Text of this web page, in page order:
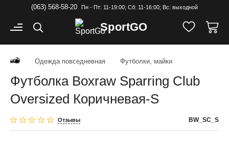
(063) 568-58-20 Пн - Пт: 11-19:00; Cб: 11-16:00; Вс: выходной
SportGO
Одежда повседневная Футболки, майки
Футболка Boxraw Sparring Club
Oversized Коричневая-S
Отзывы BW_SC_S